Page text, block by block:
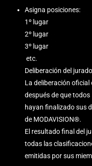
Asigna posiciones:
1º lugar
2º lugar
3º lugar
etc.
Deliberación del jurado
La deliberación oficial
después de que
hayan finalizado sus
de MODAVISION®.
El resultado final del
todas las
emitidas por sus